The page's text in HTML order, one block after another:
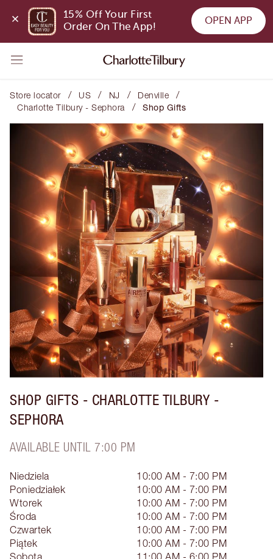
15% Off Your First
Order On The App!
OPEN APP
Store locator / US / NJ / Denville /
Charlotte Tilbury - Sephora / Shop Gifts
SHOP GIFTS - CHARLOTTE TILBURY -
SEPHORA
AVAILABLE UNTIL 7:00 PM
Niedziela
10:00 AM - 7:00 PM
Poniedziałek
10:00 AM - 7:00 PM
Wtorek
10:00 AM - 7:00 PM
Środa
10:00 AM - 7:00 PM
Czwartek
10:00 AM - 7:00 PM
Piątek
10:00 AM - 7:00 PM
Sobota
11:00 AM - 6:00 PM